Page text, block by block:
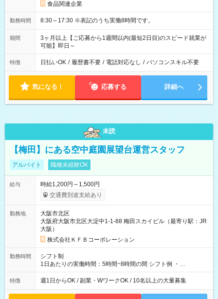
食品関連企業
勤務時間 8:30～17:30 ※表記のうち実働8時間です。
期間
3ヶ月以上【ご応募から1週間以内(最短2日目)のスピード就業が
可能】即日～
特徴 日払いOK / 履歴書不要 / 電話対応なし / パソコンスキル不要
気になる！ 応募する 詳細へ
未読
【梅田】にある空中庭園展望台運営スタッフ
アルバイト 職種未経験OK
給与
時給1,200円～1,500円
交通費別途支給あり
勤務地
大阪市北区
大阪府大阪市北区大淀中1-1-88 梅田スカイビル（最寄り駅：JR
大阪）
株式会社ＫＦＢコーポレーション
勤務時間
シフト制
1日あたりの実働時間：5時間~8時間の間 シフト例 ・
9:30~18:00 実働7.5時間 ・9:30~14:30 実働5時間 ・
16:00~21:30 実働5.5時間
特徴 週1日からOK / 副業・WワークOK / 10名以上の大量募集